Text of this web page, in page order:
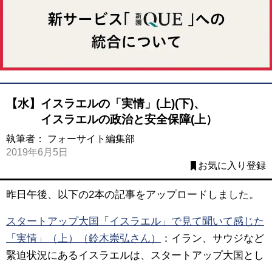
【水】イスラエルの「実情」(上)(下)、
イスラエルの政治と安全保障(上）
執筆者： フォーサイト編集部
2019年6月5日
お気に入り登録
昨日午後、以下の2本の記事をアップロードしました。
スタートアップ大国「イスラエル」で見て聞いて感じた
「実情」（上）（鈴木崇弘さん）
：イラン、サウジなど
緊迫状況にあるイスラエルは、スタートアップ大国とし